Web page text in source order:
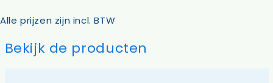
Alle prijzen zijn incl. BTW
Bekijk de producten